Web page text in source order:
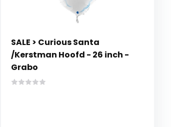
SALE > Curious Santa
/Kerstman Hoofd - 26 inch -
Grabo